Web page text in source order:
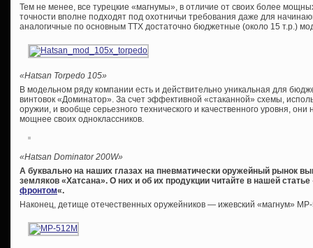
Тем не менее, все турецкие «магнумы», в отличие от своих более
точности вполне подходят под охотничьи требования даже для
аналогичные по основным ТТХ достаточно бюджетные (около 15 т.р.)
«Hatsan Torpedo 105»
В модельном ряду компании есть и действительно уникальная для
винтовок «Доминатор». За счет эффективной «стаканной» схемы,
оружии, и вообще серьезного технического и качественного уровня,
мощнее своих одноклассников.
«Hatsan Dominator 200W»
А буквально на наших глазах на пневматически оружейный рынок
земляков «Хатсана». О них и об их продукции читайте в нашей статье
фронтом«.
Наконец, детище отечественных оружейников — ижевский «магнум»